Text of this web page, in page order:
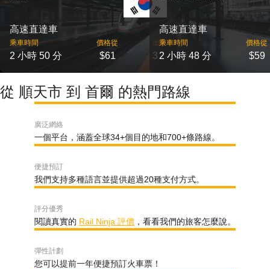
高速直達車
乘車時間
2 小時 50 分
價格從
$61
出發
3
高速直達車
乘車時間
2 小時 48 分
價格從
$59
從 順天市 到 首爾 的熱門路線
廣泛網絡
一個平台，涵蓋全球34+個目的地和700+條路線。
便捷預訂
我們支持多種語言並提供超過20種支付方式。
評分優秀
閱讀真實的 Rail Ninja 評價 ，看看我們的旅客怎麼說。
彈性計劃
您可以提前一年便捷預訂火車票！